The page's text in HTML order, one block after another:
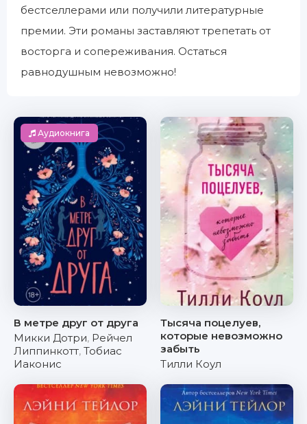
бестселлерами или получили литературные
премии. Эти романы заставляют трепетать от
восторга и сопереживания. Остаться
равнодушным невозможно!
Аудиокнига
В метре друг от друга
Микки Дотри, Рейчел
Липпинкотт, Тобиас
Иаконис
Тысяча поцелуев,
которые невозможно
забыть
Тилли Коул